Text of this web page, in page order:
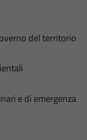
del territorio
e di emergenza